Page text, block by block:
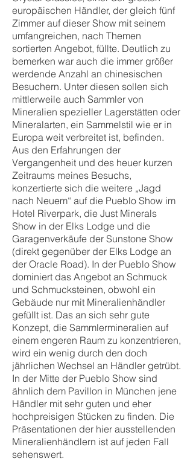
europäischen Händler, der gleich fünf
Zimmer auf dieser Show mit seinem
umfangreichen, nach Themen
sortierten Angebot, füllte. Deutlich zu
bemerken war auch die immer größer
werdende Anzahl an chinesischen
Besuchern. Unter diesen sollen sich
mittlerweile auch Sammler von
Mineralien spezieller Lagerstätten oder
Mineralarten, ein Sammelstil wie er in
Europa weit verbreitet ist, befinden.
Aus den Erfahrungen der
Vergangenheit und des heuer kurzen
Zeitraums meines Besuchs,
konzertierte sich die weitere „Jagd
nach Neuem“ auf die Pueblo Show im
Hotel Riverpark, die Just Minerals
Show in der Elks Lodge und die
Garagenverkäufe der Sunstone Show
(direkt gegenüber der Elks Lodge an
der Oracle Road). In der Pueblo Show
dominiert das Angebot an Schmuck
und Schmucksteinen, obwohl ein
Gebäude nur mit Mineralienhändler
gefüllt ist. Das an sich sehr gute
Konzept, die Sammlermineralien auf
einem engeren Raum zu konzentrieren,
wird ein wenig durch den doch
jährlichen Wechsel an Händler getrübt.
In der Mitte der Pueblo Show sind
ähnlich dem Pavillon in München jene
Händler mit sehr guten und eher
hochpreisigen Stücken zu finden. Die
Präsentationen der hier ausstellenden
Mineralienhändlern ist auf jeden Fall
sehenswert.